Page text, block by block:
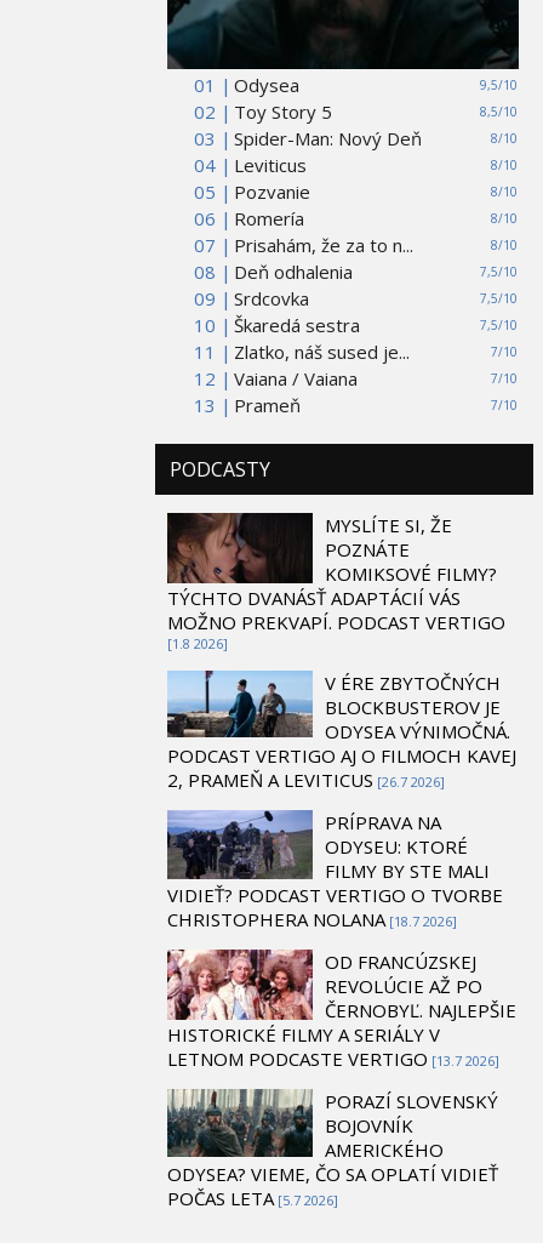
01 | 9,5/10
Odysea
02 |
8,5/10
Toy Story 5
03 |
8/10
Spider-Man: Nový Deň
04 |
8/10
Leviticus
05 |
8/10
Pozvanie
06 |
8/10
Romería
07 |
8/10
Prisahám, že za to n...
08 |
7,5/10
Deň odhalenia
09 |
7,5/10
Srdcovka
10 |
7,5/10
Škaredá sestra
11 |
7/10
Zlatko, náš sused je...
12 |
7/10
Vaiana / Vaiana
13 |
7/10
Prameň
PODCASTY
MYSLÍTE SI, ŽE
POZNÁTE
KOMIKSOVÉ FILMY?
TÝCHTO DVANÁSŤ ADAPTÁCIÍ VÁS
MOŽNO PREKVAPÍ. PODCAST VERTIGO
[1.8 2026]
V ÉRE ZBYTOČNÝCH
BLOCKBUSTEROV JE
ODYSEA VÝNIMOČNÁ.
PODCAST VERTIGO AJ O FILMOCH KAVEJ
2, PRAMEŇ A LEVITICUS [26.7 2026]
PRÍPRAVA NA
ODYSEU: KTORÉ
FILMY BY STE MALI
VIDIEŤ? PODCAST VERTIGO O TVORBE
CHRISTOPHERA NOLANA [18.7 2026]
OD FRANCÚZSKEJ
REVOLÚCIE AŽ PO
ČERNOBYĽ. NAJLEPŠIE
HISTORICKÉ FILMY A SERIÁLY V
LETNOM PODCASTE VERTIGO [13.7 2026]
PORAZÍ SLOVENSKÝ
BOJOVNÍK
AMERICKÉHO
ODYSEA? VIEME, ČO SA OPLATÍ VIDIEŤ
POČAS LETA [5.7 2026]